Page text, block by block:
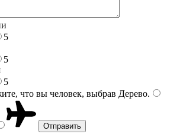
5
5
5
что вы человек, выбрав Дерево.